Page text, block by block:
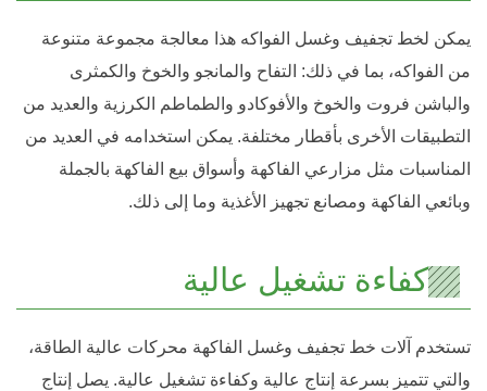
يمكن لخط تجفيف وغسل الفواكه هذا معالجة مجموعة متنوعة
من الفواكه، بما في ذلك: التفاح والمانجو والخوخ والكمثرى
والباشن فروت والخوخ والأفوكادو والطماطم الكرزية والعديد من
التطبيقات الأخرى بأقطار مختلفة. يمكن استخدامه في العديد من
المناسبات مثل مزارعي الفاكهة وأسواق بيع الفاكهة بالجملة
وبائعي الفاكهة ومصانع تجهيز الأغذية وما إلى ذلك.
كفاءة تشغيل عالية
تستخدم آلات خط تجفيف وغسل الفاكهة محركات عالية الطاقة،
والتي تتميز بسرعة إنتاج عالية وكفاءة تشغيل عالية. يصل إنتاج